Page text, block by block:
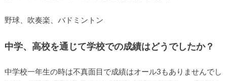
野球、吹奏楽、バドミントン
中学、高校を通じて学校での成績はどうでしたか？
中学校一年生の時は不真面目で成績はオール3もありませんでし